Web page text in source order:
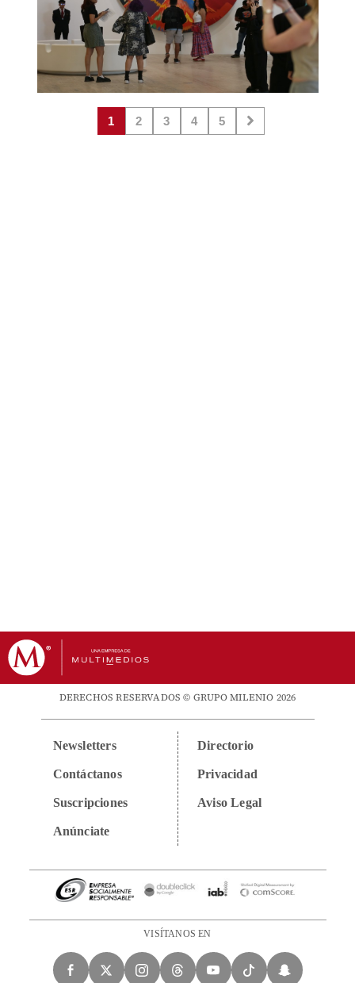
1 2 3 4 5
DERECHOS RESERVADOS © GRUPO MILENIO 2026
Newsletters
Contáctanos
Suscripciones
Anúnciate
Directorio
Privacidad
Aviso Legal
VISÍTANOS EN